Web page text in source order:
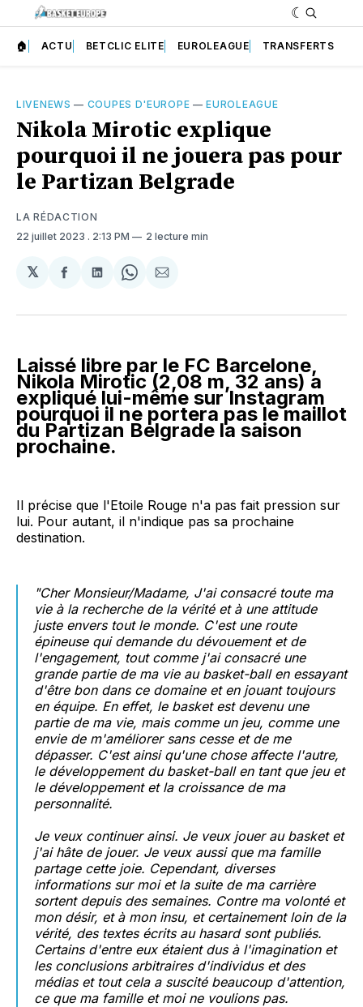
🏠 ACTU BETCLIC ELITE EUROLEAGUE TRANSFERTS
LIVENEWS — COUPES D'EUROPE —EUROLEAGUE
Nikola Mirotic explique
pourquoi il ne jouera pas pour
le Partizan Belgrade
LA RÉDACTION
22 juillet 2023 . 2:13 PM 2 lecture min
𝕏
Partager
Facebook
Partager
LinkedIn
Share
WhatsApp
Partager
Courriel
Laissé libre par le FC Barcelone,
Nikola Mirotic (2,08 m, 32 ans) a
expliqué lui-même sur Instagram
pourquoi il ne portera pas le maillot
du Partizan Belgrade la saison
prochaine.
Il précise que l'Etoile Rouge n'a pas fait pression sur
lui. Pour autant, il n'indique pas sa prochaine
destination.
"Cher Monsieur/Madame, J'ai consacré toute ma
vie à la recherche de la vérité et à une attitude
juste envers tout le monde. C'est une route
épineuse qui demande du dévouement et de
l'engagement, tout comme j'ai consacré une
grande partie de ma vie au basket-ball en essayant
d'être bon dans ce domaine et en jouant toujours
en équipe. En effet, le basket est devenu une
partie de ma vie, mais comme un jeu, comme une
envie de m'améliorer sans cesse et de me
dépasser. C'est ainsi qu'une chose affecte l'autre,
le développement du basket-ball en tant que jeu et
le développement et la croissance de ma
personnalité.
Je veux continuer ainsi. Je veux jouer au basket et
j'ai hâte de jouer. Je veux aussi que ma famille
partage cette joie. Cependant, diverses
informations sur moi et la suite de ma carrière
sortent depuis des semaines. Contre ma volonté et
mon désir, et à mon insu, et certainement loin de la
vérité, des textes écrits au hasard sont publiés.
Certains d'entre eux étaient dus à l'imagination et
les conclusions arbitraires d'individus et des
médias et tout cela a suscité beaucoup d'attention,
ce que ma famille et moi ne voulions pas.